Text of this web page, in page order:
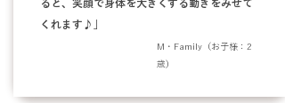
ると、笑顔で身体を大きくする動きをみせて
くれます♪」
M・Family（お子様：2
歳）